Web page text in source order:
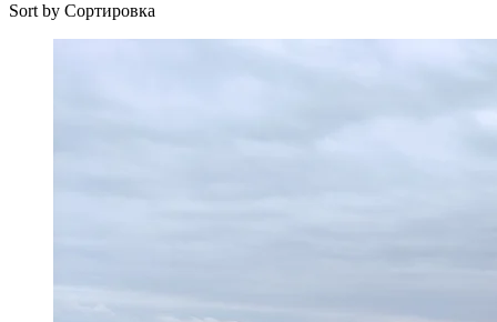
Sort by Сортировка